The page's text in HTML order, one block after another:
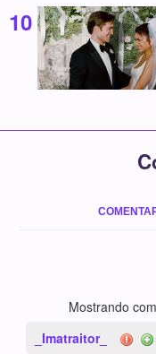
Mostrando
_Imatraitor_